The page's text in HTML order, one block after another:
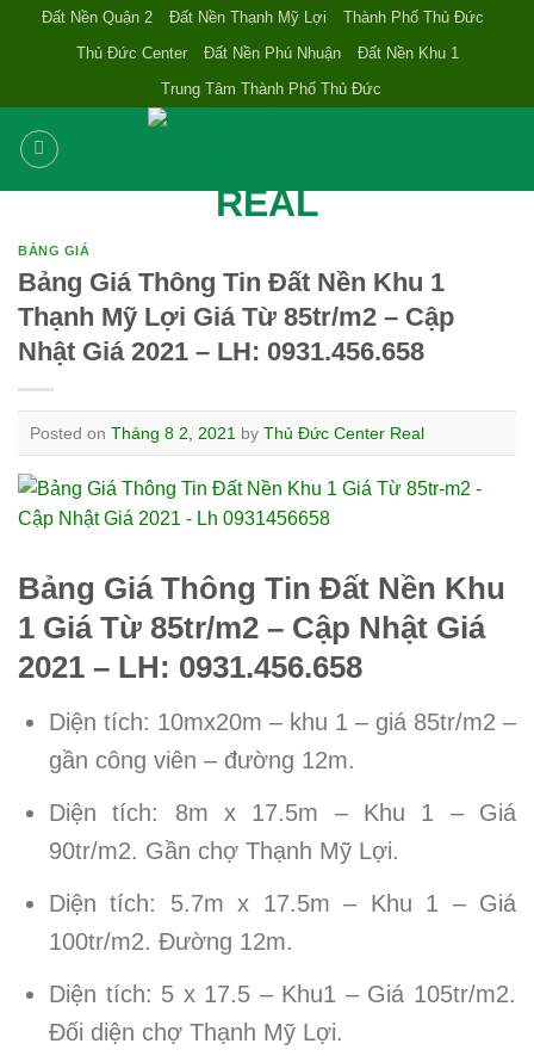
Đất Nền Quận 2 Đất Nền Thạnh Mỹ Lợi
Thành Phố Thủ Đức
Thủ Đức Center
Đất Nền Phú Nhuận
Đất Nền Khu 1
Trung Tâm Thành Phố Thủ Đức
BẢNG GIÁ
Bảng Giá Thông Tin Đất Nền Khu 1
Thạnh Mỹ Lợi Giá Từ 85tr/m2 – Cập
Nhật Giá 2021 – LH: 0931.456.658
Posted on Tháng 8 2, 2021 by Thủ Đức Center Real
Bảng Giá Thông Tin Đất Nền Khu
1 Giá Từ 85tr/m2 – Cập Nhật Giá
2021 – LH: 0931.456.658
Diện tích: 10mx20m – khu 1 – giá 85tr/m2 –
gần công viên – đường 12m.
Diện tích: 8m x 17.5m – Khu 1 – Giá
90tr/m2. Gần chợ Thạnh Mỹ Lợi.
Diện tích: 5.7m x 17.5m – Khu 1 – Giá
100tr/m2. Đường 12m.
Diện tích: 5 x 17.5 – Khu1 – Giá 105tr/m2.
Đối diện chợ Thạnh Mỹ Lợi.